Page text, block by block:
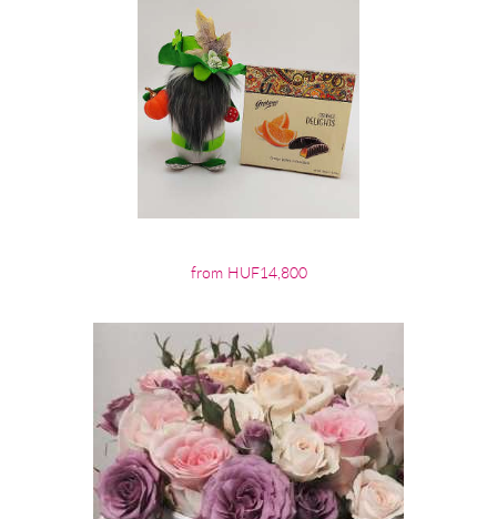
from HUF14,800